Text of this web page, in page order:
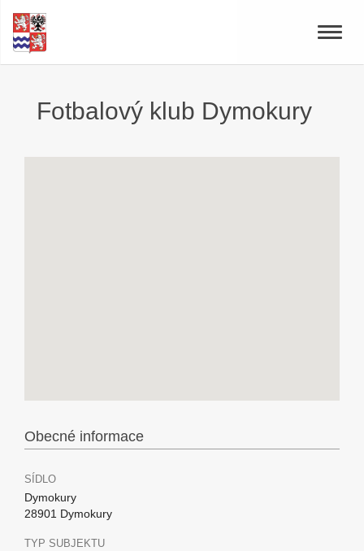
Toggle
Fotbalový klub Dymokury
Obecné informace
SÍDLO
Dymokury
28901 Dymokury
TYP SUBJEKTU